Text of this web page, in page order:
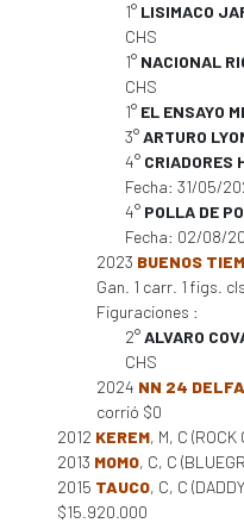
1° LISIMACO
CHS
1° NACIONAL
CHS
1° EL ENSAYO
3°ARTURO
4° CRIADORES
Fecha: 31/05/
4° POLLA DE
Fecha: 02/08/
2023 BUENOS
Gan. 1 carr. 1 figs.
Figuraciones :
2°ALVARO
CHS
2024 NN 24 DELFA
corrió $0
2012 KEREM, M, C
2013 MOMO, C, C
2015 TAUCO, C, C
$15.920.000